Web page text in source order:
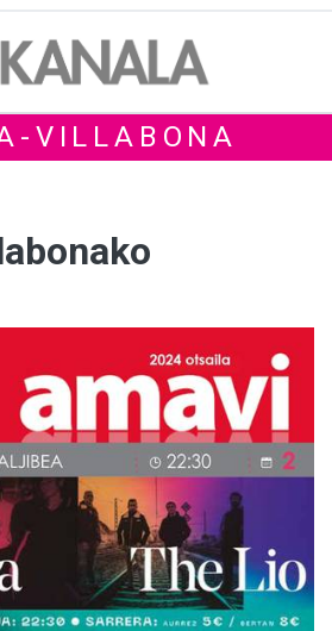
VILLABONA